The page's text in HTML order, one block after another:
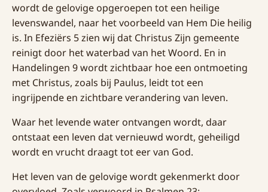
wordt de gelovige opgeroepen tot een heilige
levenswandel, naar het voorbeeld van Hem Die heilig
is. In Efeziërs 5 zien wij dat Christus Zijn gemeente
reinigt door het waterbad van het Woord. En in
Handelingen 9 wordt zichtbaar hoe een ontmoeting
met Christus, zoals bij Paulus, leidt tot een
ingrijpende en zichtbare verandering van leven.
Waar het levende water ontvangen wordt, daar
ontstaat een leven dat vernieuwd wordt, geheiligd
wordt en vrucht draagt tot eer van God.
Het leven van de gelovige wordt gekenmerkt door